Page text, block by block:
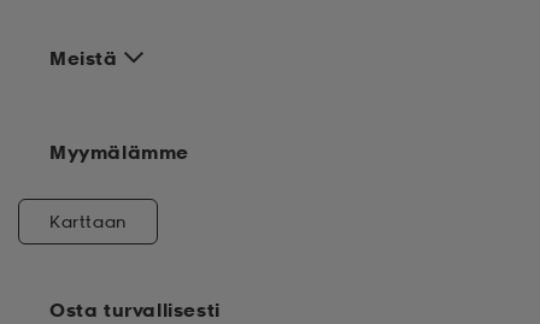
Meistä
Osta turvallisesti
Myymälämme
Karttaan